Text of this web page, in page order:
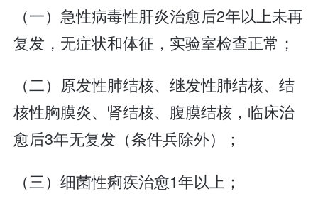
（一）急性病毒性肝炎治愈后2年以上未再
复发，无症状和体征，实验室检查正常；
（二）原发性肺结核、继发性肺结核、结
核性胸膜炎、肾结核、腹膜结核，临床治
愈后3年无复发（条件兵除外）；
（三）细菌性痢疾治愈1年以上；